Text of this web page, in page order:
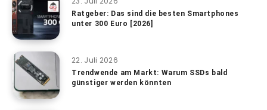
Ratgeber: Das sind die besten Smartphones
unter 300 Euro [2026]
22. Juli 2026
Trendwende am Markt: Warum SSDs bald
günstiger werden könnten